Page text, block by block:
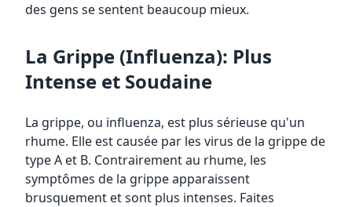
des gens se sentent beaucoup mieux.
La Grippe (Influenza): Plus
Intense et Soudaine
La grippe, ou influenza, est plus sérieuse qu'un
rhume. Elle est causée par les virus de la grippe de
type A et B. Contrairement au rhume, les
symptômes de la grippe apparaissent
brusquement et sont plus intenses. Faites